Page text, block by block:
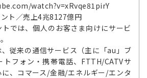
watch?v=xRvqe81pirY
ト／売上4兆8127億円
では、個人のお客さま向けにサービ
従来の通信サービス（主に「au」ブ
トフォン・携帯電話、FTTH/CATVサ
、コマース/金融/エネルギー/エンタ